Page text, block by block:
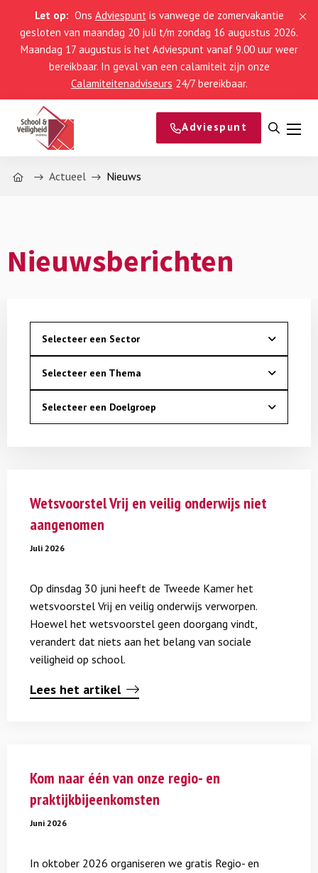
Let op: Ons Adviespuntis vanwege de zomervakantie
gesloten van maandag 20 juli t/m zondag 16 augustus 2026.
Maandag 17 augustus is het Adviespunt vanaf 9.00 uur weer
bereikbaar. In geval van een calamiteit zijn onze
Calamiteitenadviseurs 24/7 bereikbaar.
Adviespunt
Open
Home Actueel Nieuws
Nieuwsberichten
Selecteer een Sector
Selecteer een Thema
Selecteer een Doelgroep
meer
Wetsvoorstel
onderwijs
aangenomen
Wetsvoorstel Vrij en veilig onderwijs niet
aangenomen
Juli 2026
Op dinsdag 30 juni heeft de Tweede Kamer het
wetsvoorstel Vrij en veilig onderwijs verworpen.
Hoewel het wetsvoorstel geen doorgang vindt,
verandert dat niets aan het belang van sociale
veiligheid op school.
Lees het artikel
Kom naar één van onze regio- en
praktijkbijeenkomsten
Juni 2026
In oktober 2026 organiseren we gratis Regio- en